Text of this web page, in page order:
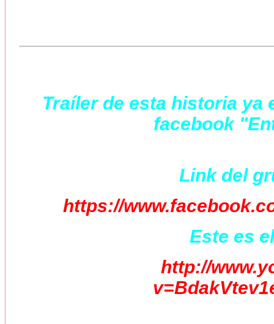
Traíler de esta historia ya
facebook
Link del
https://
Este es
http://